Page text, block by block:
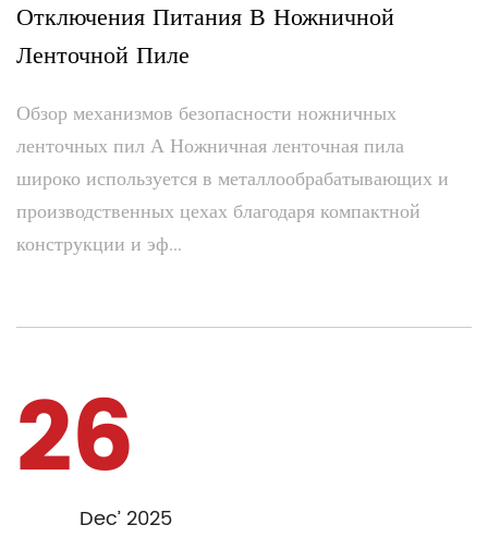
Отключения Питания В Ножничной
Ленточной Пиле
Обзор механизмов безопасности ножничных
ленточных пил А Ножничная ленточная пила
широко используется в металлообрабатывающих и
производственных цехах благодаря компактной
конструкции и эф...
26
Dec’ 2025